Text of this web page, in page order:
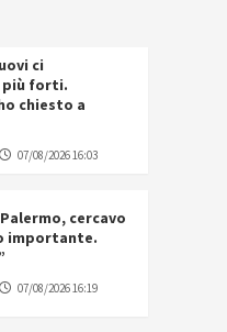
ci
più forti.
chiesto a
07/08/2026 16:03
cercavo
importante.
07/08/2026 16:19